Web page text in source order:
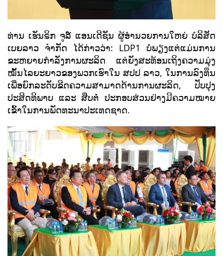
ທ່ານ ເຮັນຣິກ ຈູລ໌ ແອນເດີຊັນ ຜູ້ອຳນວຍການໃຫຍ່ ບໍລິສັດ
ເບຍລາວ ຈຳກັດ ໄດ້ກ່າວວ່າ: LDP1 ບໍ່ພຽງແຕ່ແມ່ນການ
ຂະຫຍາຍກຳລັງການຜະລິດ ແຕ່ຍັງສະທ້ອນເຖິງຄວາມມຸ່ງ
ໝັ້ນໄລຍະຍາວຂອງພວກເຮົາໃນ ສປປ ລາວ, ໃນການລົງທຶນ
ເພື່ອຍົກລະດັບຂີດຄວາມສາມາດດ້ານການຜະລິດ, ປັບປຸງ
ປະສິດທິພາບ ແລະ ສືບຕໍ່ ປະກອບສ່ວນຢ່າງມີຄວາມໝາຍ
ເຂົ້າໃນການພັດທະນາປະເທດຊາດ.